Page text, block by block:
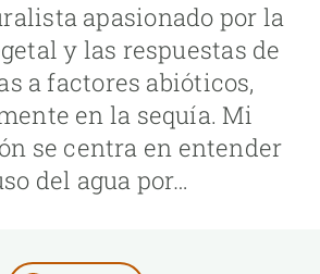
apasionado por la
y las respuestas de
a factores abióticos,
en la sequía. Mi
se centra en entender
del agua por…